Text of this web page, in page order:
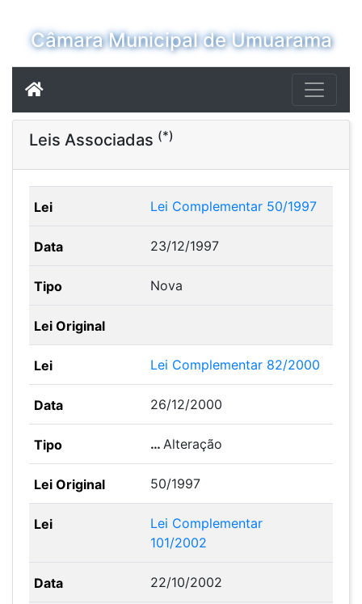
Câmara Municipal de Umuarama
Leis Associadas (*)
Lei Complementar 50/1997
23/12/1997
Nova
Lei Complementar 82/2000
26/12/2000
…Alteração
50/1997
Lei Complementar
101/2002
22/10/2002